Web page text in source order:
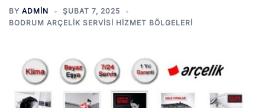
BY ADMIN
ŞUBAT 7, 2025
BODRUM ARÇELIK SERVISI HIZMET BÖLGELERI